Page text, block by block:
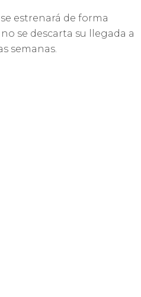
estrenará de forma
se descarta su llegada a
semanas.